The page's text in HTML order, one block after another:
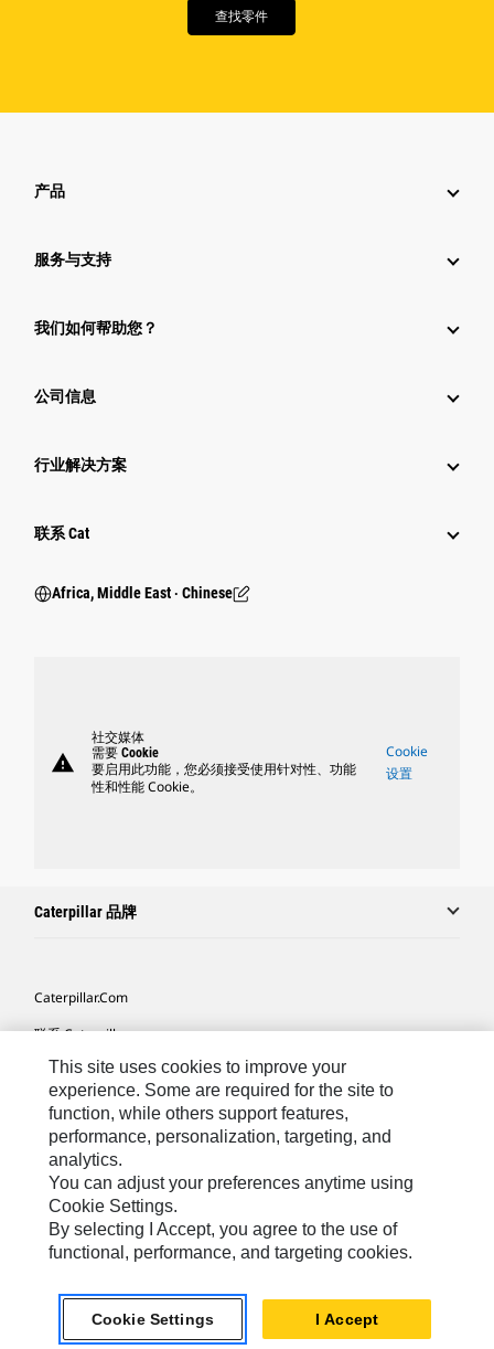
查找零件
产品
服务与支持
我们如何帮助您？
公司信息
行业解决方案
联系 Cat
Africa, Middle East ‧ Chinese
warning
社交媒体
需要 Cookie
要启用此功能，您必须接受使用针对性、功能
性和性能 Cookie。
Cookie
设置
Caterpillar 品牌
Caterpillar.com
联系 Caterpillar
我的营销首选项
站点地图
Cookie Settings
法律
隐私
This site uses cookies to improve your
experience. Some are required for the site to
function, while others support features,
performance, personalization, targeting, and
analytics.
You can adjust your preferences anytime using
Cookie Settings.
By selecting I Accept, you agree to the use of
functional, performance, and targeting cookies.
Cookie Settings I Accept